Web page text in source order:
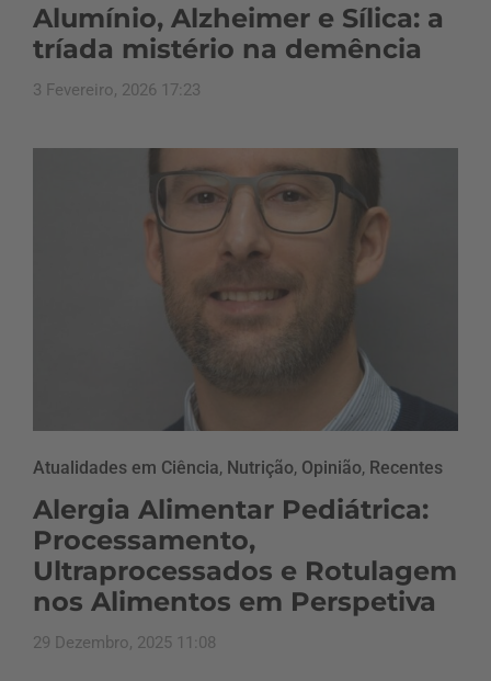
Alumínio, Alzheimer e Sílica: a
tríada mistério na demência
3 Fevereiro, 2026 17:23
Atualidades em Ciência, Nutrição, Opinião, Recentes
Alergia Alimentar Pediátrica:
Processamento,
Ultraprocessados e Rotulagem
nos Alimentos em Perspetiva
29 Dezembro, 2025 11:08